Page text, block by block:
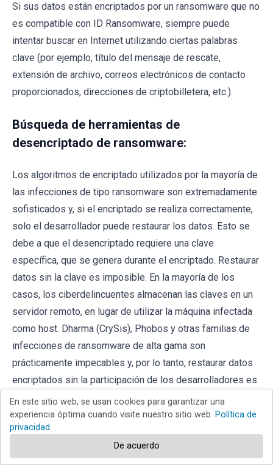
Si sus datos están encriptados por un ransomware que no
es compatible con ID Ransomware, siempre puede
intentar buscar en Internet utilizando ciertas palabras
clave (por ejemplo, título del mensaje de rescate,
extensión de archivo, correos electrónicos de contacto
proporcionados, direcciones de criptobilletera, etc.).
Búsqueda de herramientas de
desencriptado de ransomware:
Los algoritmos de encriptado utilizados por la mayoría de
las infecciones de tipo ransomware son extremadamente
sofisticados y, si el encriptado se realiza correctamente,
solo el desarrollador puede restaurar los datos. Esto se
debe a que el desencriptado requiere una clave
específica, que se genera durante el encriptado. Restaurar
datos sin la clave es imposible. En la mayoría de los
casos, los ciberdelincuentes almacenan las claves en un
servidor remoto, en lugar de utilizar la máquina infectada
como host. Dharma (CrySis), Phobos y otras familias de
infecciones de ransomware de alta gama son
prácticamente impecables y, por lo tanto, restaurar datos
encriptados sin la participación de los desarrolladores es
simplemente imposible. A pesar de esto, hay docenas de
infecciones de tipo ransomware que están mal
desarrolladas y contienen una serie de fallas (por ejemplo,
el uso de claves de encriptado/desencriptado idénticas
En este sitio web, se usan cookies para garantizar una
experiencia óptima cuando visite nuestro sitio web. Política de
privacidad
De acuerdo